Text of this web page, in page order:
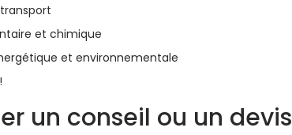
et chimique
et environnementale
un conseil ou un devis